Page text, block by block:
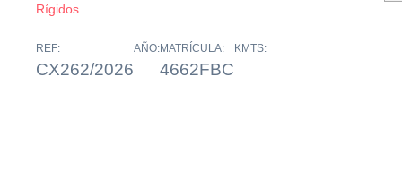
Rígidos
REF:
CX262/2026
AÑO:MATRÍCULA:
4662FBC
KMTS: